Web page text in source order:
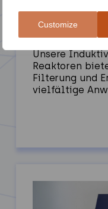
Customize
Reaktoren
Unsere
Reaktoren
Filterung und
vielfältige